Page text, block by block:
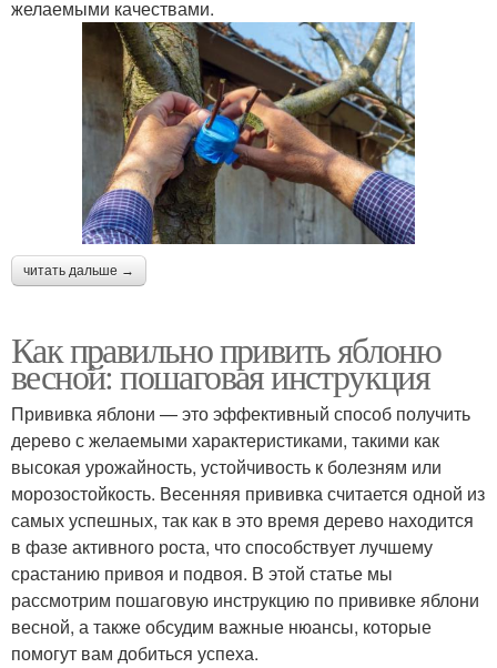
желаемыми качествами.
читать дальше →
Как правильно привить яблоню
весной: пошаговая инструкция
Прививка яблони — это эффективный способ получить
дерево с желаемыми характеристиками, такими как
высокая урожайность, устойчивость к болезням или
морозостойкость. Весенняя прививка считается одной из
самых успешных, так как в это время дерево находится
в фазе активного роста, что способствует лучшему
срастанию привоя и подвоя. В этой статье мы
рассмотрим пошаговую инструкцию по прививке яблони
весной, а также обсудим важные нюансы, которые
помогут вам добиться успеха.